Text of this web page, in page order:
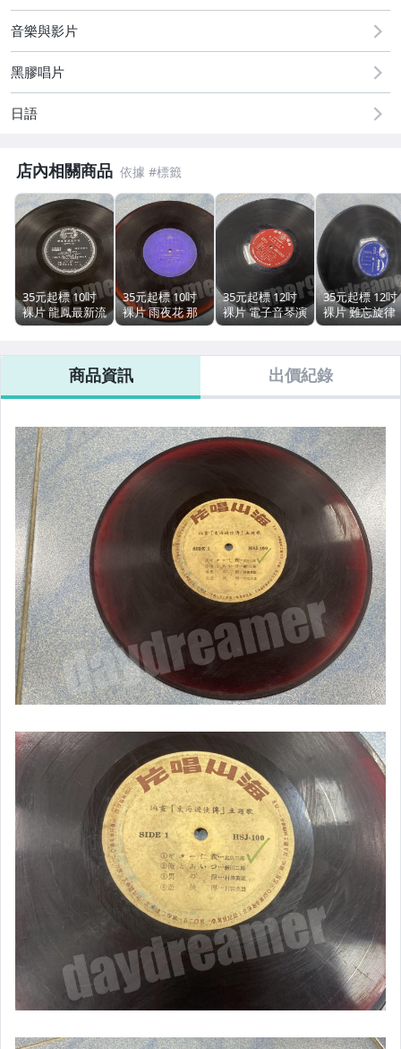
男性精品與服飾
女包精品與女鞋
音樂與影片
黑膠唱片
日語
店內相關商品
35元起標 10吋
裸片 龍鳳最新流
行歌 橋幸夫 惠
手黑膠唱片 LP
絕版 稀有 狀況
如照 古物
35元起標 10吋
裸片 雨夜花 那
霸機場 彩膠 電
手黑膠唱片 LP
絕版 稀有 狀況
如照 古物
35元起標 12吋
裸片 電子音琴演
奏 月球唱片 二
絕版 稀有 狀況
35元起標 12吋
裸片 難忘旋律
月球唱片 日文
絕版 稀有 狀況
如照
商品資訊 出價紀錄